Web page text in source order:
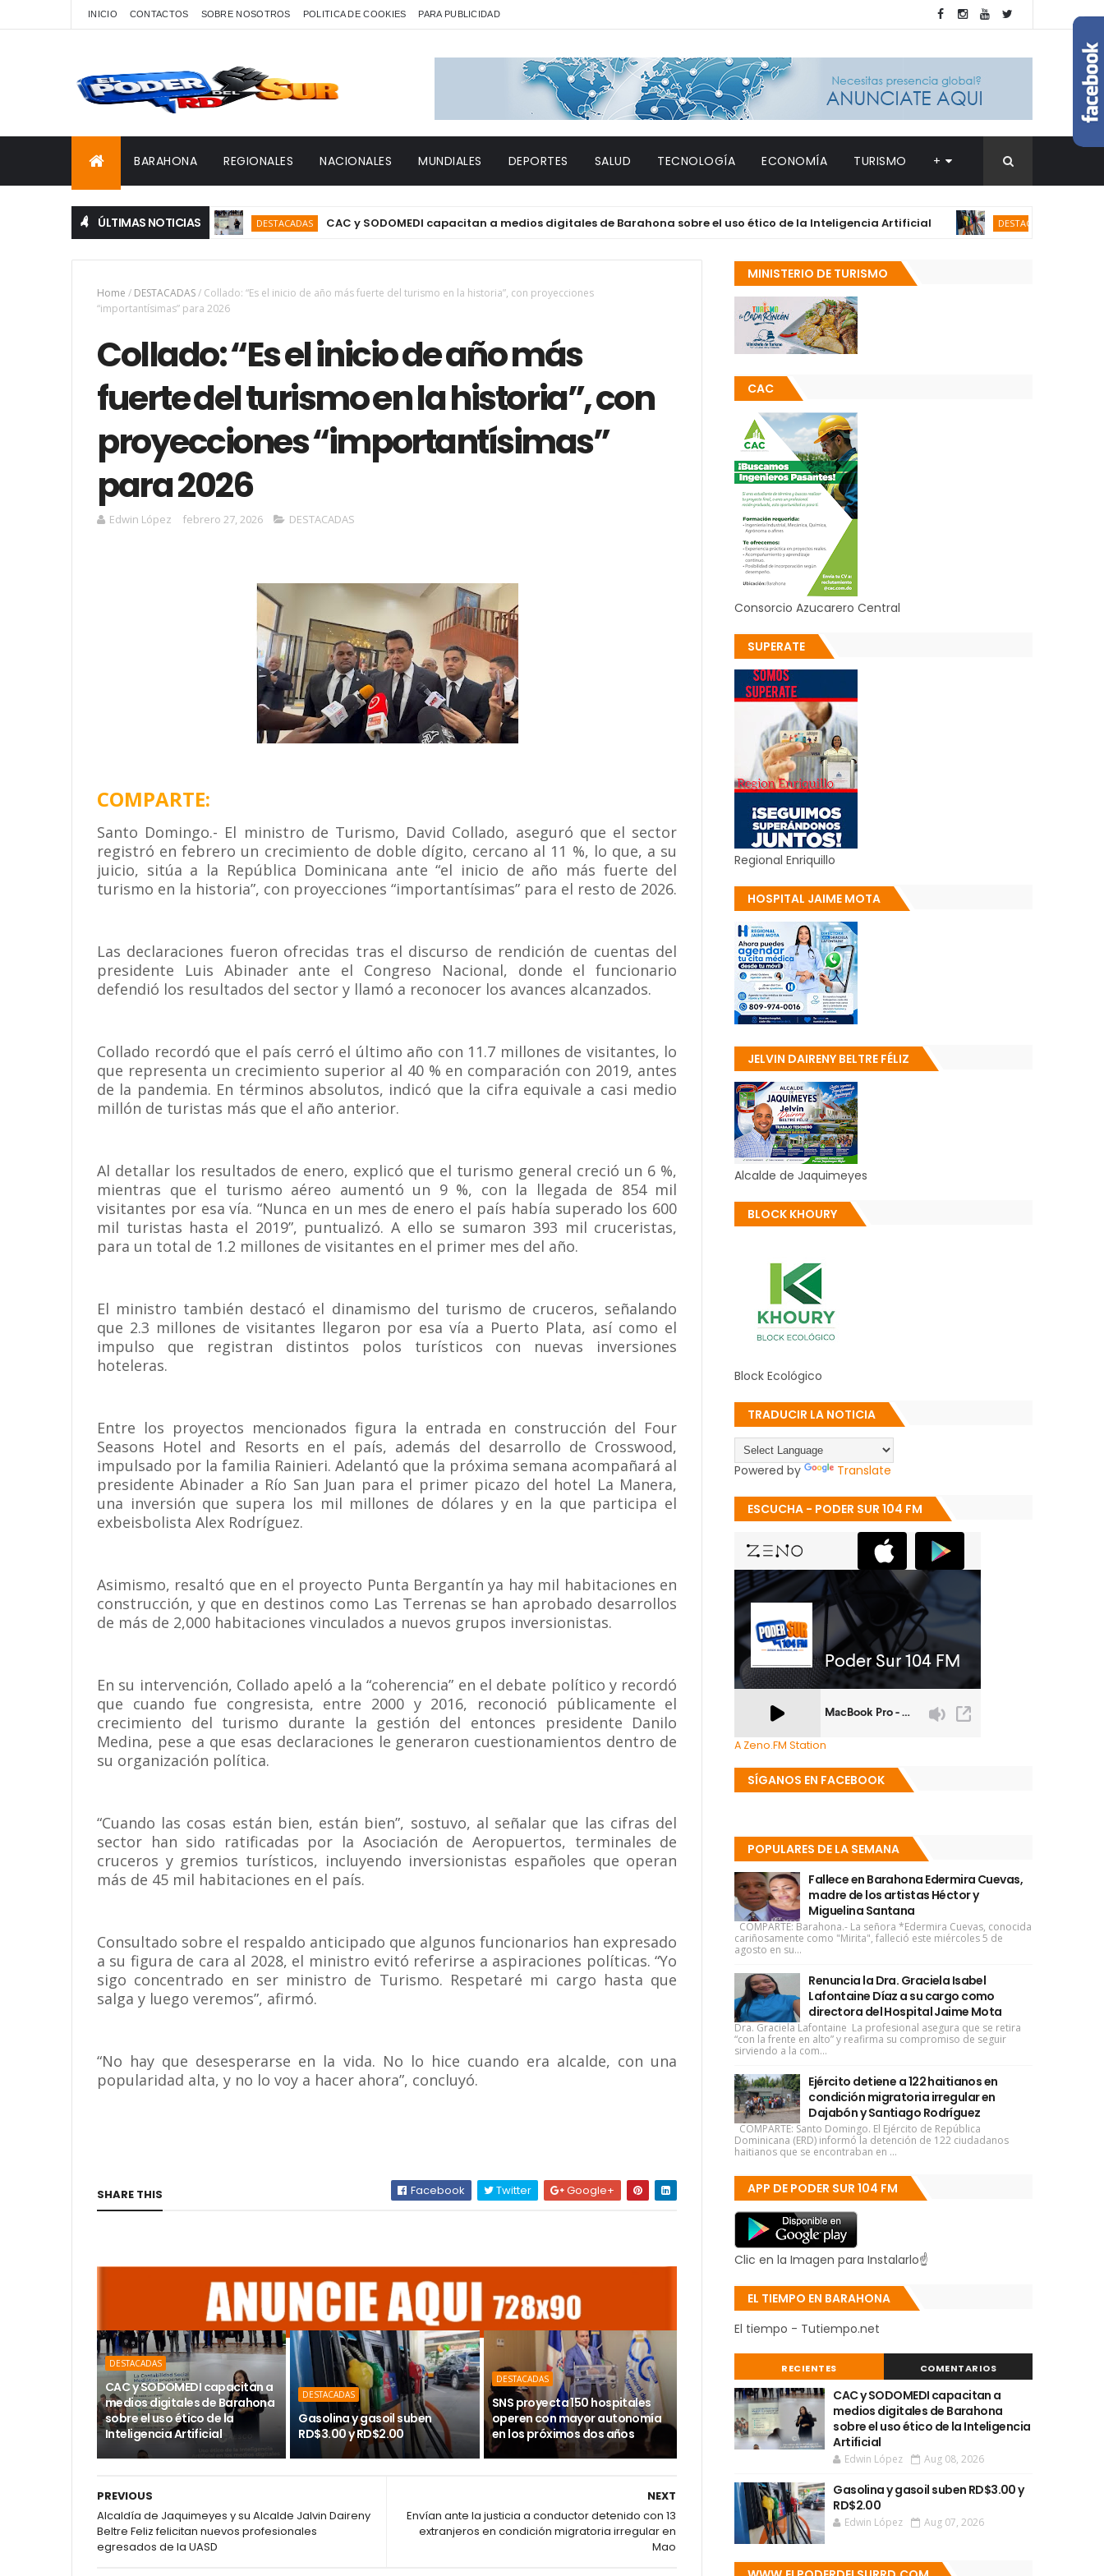
INICIO CONTACTOS SOBRE NOSOTROS POLITICA DE COOKIES PARA PUBLICIDAD
BARAHONA REGIONALES NACIONALES MUNDIALES DEPORTES SALUD TECNOLOGÍA ECONOMÍA TURISMO +
ÚLTIMAS NOTICIAS DESTACADAS CAC y SODOMEDI capacitan a medios digitales de Barahona sobre el uso ético de la Inteligencia Artificial DESTACADAS Gasolina y
Home / DESTACADAS/ Collado: “Es el inicio de año más fuerte del turismo en la historia”, con proyecciones
“importantísimas” para 2026
Collado: “Es el inicio de año más
fuerte del turismo en la historia”, con
proyecciones “importantísimas”
para 2026
Edwin López febrero 27, 2026 DESTACADAS
COMPARTE:
Santo Domingo.- El ministro de Turismo, David Collado, aseguró que el sector
registró en febrero un crecimiento de doble dígito, cercano al 11 %, lo que, a su
juicio, sitúa a la República Dominicana ante “el inicio de año más fuerte del
turismo en la historia”, con proyecciones “importantísimas” para el resto de 2026.
Las declaraciones fueron ofrecidas tras el discurso de rendición de cuentas del
presidente Luis Abinader ante el Congreso Nacional, donde el funcionario
defendió los resultados del sector y llamó a reconocer los avances alcanzados.
Collado recordó que el país cerró el último año con 11.7 millones de visitantes, lo
que representa un crecimiento superior al 40 % en comparación con 2019, antes
de la pandemia. En términos absolutos, indicó que la cifra equivale a casi medio
millón de turistas más que el año anterior.
Al detallar los resultados de enero, explicó que el turismo general creció un 6 %,
mientras que el turismo aéreo aumentó un 9 %, con la llegada de 854 mil
visitantes por esa vía. “Nunca en un mes de enero el país había superado los 600
mil turistas hasta el 2019”, puntualizó. A ello se sumaron 393 mil cruceristas,
para un total de 1.2 millones de visitantes en el primer mes del año.
El ministro también destacó el dinamismo del turismo de cruceros, señalando
que 2.3 millones de visitantes llegaron por esa vía a Puerto Plata, así como el
impulso que registran distintos polos turísticos con nuevas inversiones
hoteleras.
Entre los proyectos mencionados figura la entrada en construcción del Four
Seasons Hotel and Resorts en el país, además del desarrollo de Crosswood,
impulsado por la familia Rainieri. Adelantó que la próxima semana acompañará al
presidente Abinader a Río San Juan para el primer picazo del hotel La Manera,
una inversión que supera los mil millones de dólares y en la que participa el
exbeisbolista Alex Rodríguez.
Asimismo, resaltó que en el proyecto Punta Bergantín ya hay mil habitaciones en
construcción, y que en destinos como Las Terrenas se han aprobado desarrollos
de más de 2,000 habitaciones vinculados a nuevos grupos inversionistas.
En su intervención, Collado apeló a la “coherencia” en el debate político y recordó
que cuando fue congresista, entre 2000 y 2016, reconoció públicamente el
crecimiento del turismo durante la gestión del entonces presidente Danilo
Medina, pese a que esas declaraciones le generaron cuestionamientos dentro de
su organización política.
“Cuando las cosas están bien, están bien”, sostuvo, al señalar que las cifras del
sector han sido ratificadas por la Asociación de Aeropuertos, terminales de
cruceros y gremios turísticos, incluyendo inversionistas españoles que operan
más de 45 mil habitaciones en el país.
Consultado sobre el respaldo anticipado que algunos funcionarios han expresado
a su figura de cara al 2028, el ministro evitó referirse a aspiraciones políticas. “Yo
sigo concentrado en ser ministro de Turismo. Respetaré mi cargo hasta que
salga y luego veremos”, afirmó.
“No hay que desesperarse en la vida. No lo hice cuando era alcalde, con una
popularidad alta, y no lo voy a hacer ahora”, concluyó.
SHARE THIS Facebook Twitter Google+
DESTACADAS
CAC y SODOMEDI capacitan a
medios digitales de Barahona
sobre el uso ético de la
Inteligencia Artificial
DESTACADAS
Gasolina y gasoil suben
RD$3.00 y RD$2.00
DESTACADAS
SNS proyecta 150 hospitales
operen con mayor autonomía
en los próximos dos años
NEXT
Envían ante la justicia a conductor detenido con 13
extranjeros en condición migratoria irregular en
Mao
PREVIOUS
Alcaldía de Jaquimeyes y su Alcalde Jalvin Daireny
Beltre Feliz felicitan nuevos profesionales
egresados de la UASD
MINISTERIO DE TURISMO
CAC
Consorcio Azucarero Central
SUPERATE
Regional Enriquillo
HOSPITAL JAIME MOTA
JELVIN DAIRENY BELTRE FÉLIZ
Alcalde de Jaquimeyes
BLOCK KHOURY
Block Ecológico
TRADUCIR LA NOTICIA
Powered by Translate
ESCUCHA - PODER SUR 104 FM
A Zeno.FM Station
SÍGANOS EN FACEBOOK
POPULARES DE LA SEMANA
Fallece en Barahona Edermira Cuevas,
madre de los artistas Héctor y
Miguelina Santana
COMPARTE: Barahona.- La señora *Edermira Cuevas, conocida
cariñosamente como "Mirita", falleció este miércoles 5 de
agosto en su...
Renuncia la Dra. Graciela Isabel
Lafontaine Díaz a su cargo como
directora del Hospital Jaime Mota
Dra. Graciela Lafontaine La profesional asegura que se retira
“con la frente en alto” y reafirma su compromiso de seguir
sirviendo a la com...
Ejército detiene a 122 haitianos en
condición migratoria irregular en
Dajabón y Santiago Rodríguez
COMPARTE: Santo Domingo. El Ejército de República
Dominicana (ERD) informó la detención de 122 ciudadanos
haitianos que se encontraban en ...
APP DE PODER SUR 104 FM
Clic en la Imagen para Instalarlo☝
EL TIEMPO EN BARAHONA
El tiempo - Tutiempo.net
RECIENTES COMENTARIOS
CAC y SODOMEDI capacitan a
medios digitales de Barahona
sobre el uso ético de la Inteligencia
Artificial
Edwin López Aug 08, 2026
Gasolina y gasoil suben RD$3.00 y
RD$2.00
Edwin López Aug 07, 2026